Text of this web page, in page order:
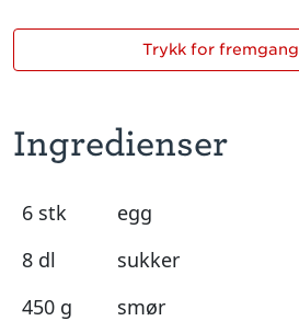
Ingredienser
6 stk
egg
8 dl
sukker
450 g
smør
Trykk for